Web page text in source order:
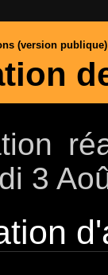
(version publique)
3